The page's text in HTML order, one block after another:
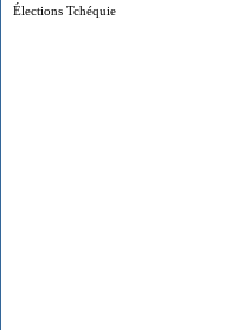
Élections Tchéquie